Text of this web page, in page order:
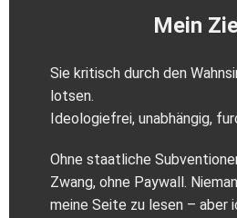
Mein
Sie kritisch durch den
lotsen.
Ideologiefrei, unabhängig,
Ohne staatliche
Zwang, ohne Paywall.
meine Seite zu lesen – aber